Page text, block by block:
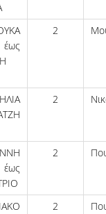
ΣΠΟΥΔΕΣ
ΣΕΜΙΝΑΡΙΑ
ERASMUS+
2
2
2
2